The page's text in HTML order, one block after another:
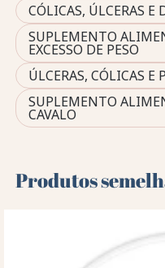
CÓLICAS, ÚLCERAS E
SUPLEMENTO
EXCESSO DE PESO
ÚLCERAS, CÓLICAS E
SUPLEMENTO
CAVALO
Produtos